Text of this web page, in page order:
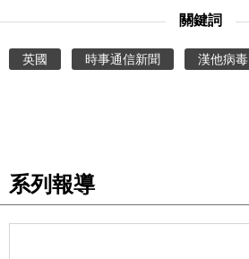
娛樂
家庭
關鍵詞
英國 時事通信新聞 漢他病毒
系列報導